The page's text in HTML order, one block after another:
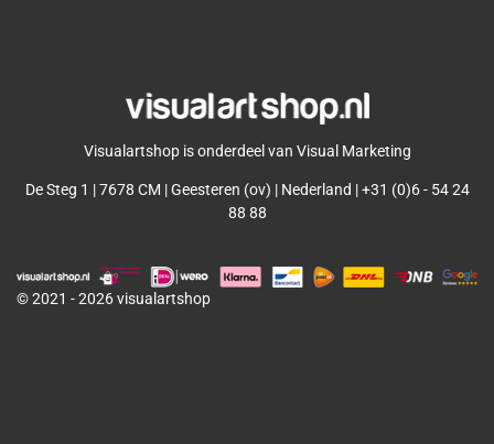
Visualartshop is onderdeel van Visual Marketing
De Steg 1 | 7678 CM | Geesteren (ov) | Nederland | +31 (0)6 - 54 24
88 88
© 2021 - 2026 visualartshop